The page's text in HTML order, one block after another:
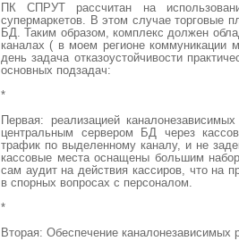
ПК СПРУТ рассчитан на
супермаркетов. В этом случае торговые
БД. Таким образом, комплекс должен
каналах ( в моем регионе коммуникации
день задача отказоустойчивости
основных подзадач:
*
Первая: реализацией
центральным сервером БД через
трафик по выделенному каналу, и не
кассовые места оснащены большим
сам аудит на действия кассиров, что на
в спорных вопросах с персоналом.
*
Вторая: Обеспечение каналонезависимых